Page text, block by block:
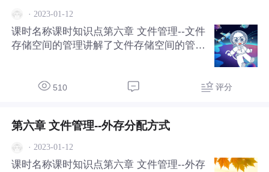
· 2023-01-12
课时名称课时知识点第六章 文件管理--文件
存储空间的管理讲解了文件存储空间的管
510 评分
第六章 文件管理--外存分配方式
· 2023-01-12
课时名称课时知识点第六章 文件管理--外存